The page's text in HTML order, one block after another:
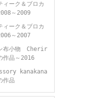
ィーク＆ブロカ
～2009
ィーク＆ブロカ
～2007
布小物 Cherir
作品～2016
kanakana
作品